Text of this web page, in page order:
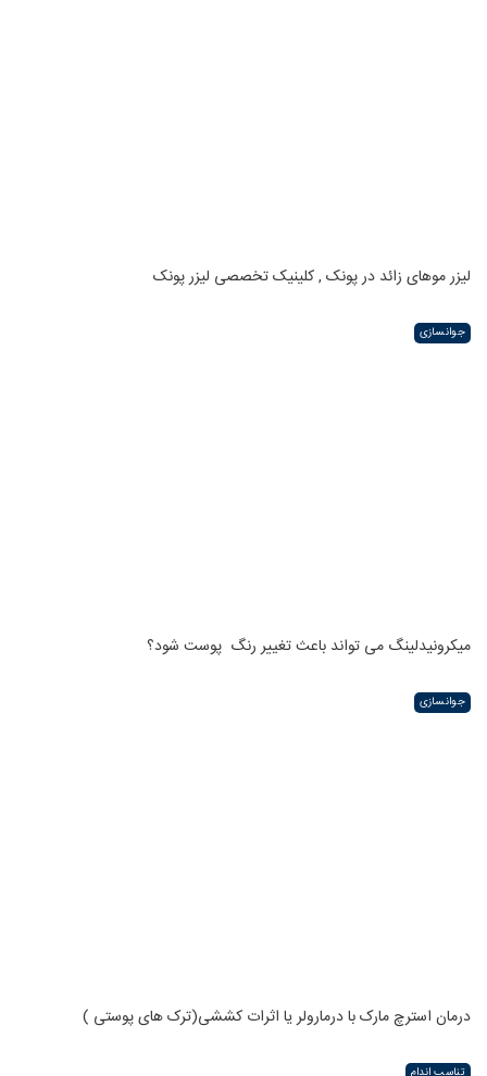
لیزر موهای زائد در پونک , کلینیک تخصصی لیزر پونک
جوانسازی
میکرونیدلینگ می تواند باعث تغییر رنگ ‍ پوست شود؟
جوانسازی
درمان استرچ مارک با درمارولر یا اثرات کششی(ترک های پوستی )